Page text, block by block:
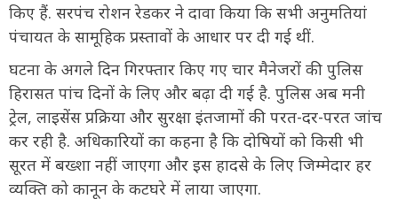
किए हैं. सरपंच रोशन रेडकर ने दावा किया कि सभी अनुमतियां
पंचायत के सामूहिक प्रस्तावों के आधार पर दी गई थीं.
घटना के अगले दिन गिरफ्तार किए गए चार मैनेजरों की पुलिस
हिरासत पांच दिनों के लिए और बढ़ा दी गई है. पुलिस अब मनी
ट्रेल, लाइसेंस प्रक्रिया और सुरक्षा इंतजामों की परत-दर-परत जांच
कर रही है. अधिकारियों का कहना है कि दोषियों को किसी भी
सूरत में बख्शा नहीं जाएगा और इस हादसे के लिए जिम्मेदार हर
व्यक्ति को कानून के कटघरे में लाया जाएगा.